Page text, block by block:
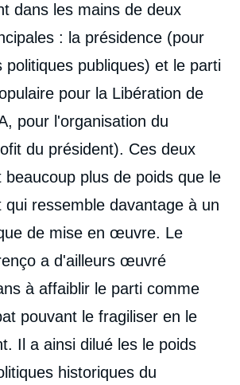
dans les mains de deux
: la présidence (pour
politiques publiques) et le parti
pour la Libération de
pour l'organisation du
du président). Ces deux
beaucoup plus de poids que le
qui ressemble davantage à un
de mise en œuvre. Le
a d'ailleurs œuvré
à affaiblir le parti comme
pouvant le fragiliser en le
Il a ainsi dilué les le poids
historiques du